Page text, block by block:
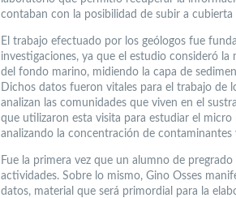
contaban con la posibilidad de subir a
El trabajo efectuado por los geólogos fue
investigaciones, ya que el estudio consideró
del fondo marino, midiendo la capa de
Dichos datos fueron vitales para el trabajo de
analizan las comunidades que viven en el
que utilizaron esta visita para estudiar el
analizando la concentración de contaminantes
Fue la primera vez que un alumno de
actividades. Sobre lo mismo, Gino Osses
datos, material que será primordial para la